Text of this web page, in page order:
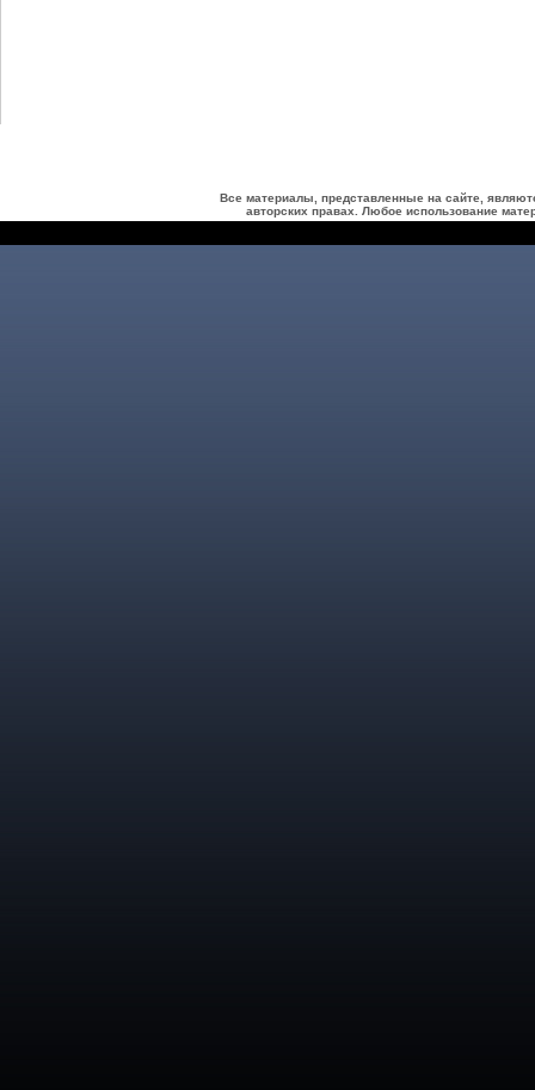
Все материалы, представленные на сайте,
авторских правах. Любое использование